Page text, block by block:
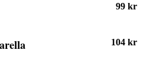
99 kr
104 kr